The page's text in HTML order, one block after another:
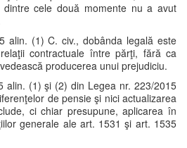
cele două momente nu a avut
alin. (1) C. civ., dobânda legală este
contractuale între părţi, fără ca
producerea unui prejudiciu.
alin. (1) şi (2) din Legea nr. 223/2015
de pensie şi nici actualizarea
ci chiar presupune, aplicarea în
generale ale art. 1531 şi art. 1535